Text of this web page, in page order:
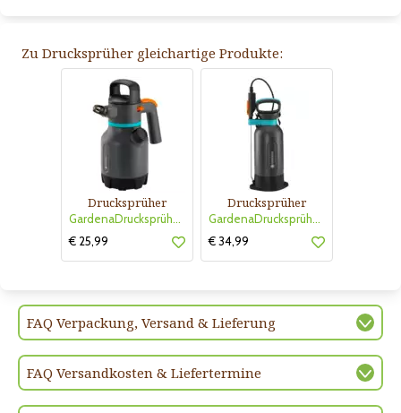
Zu Drucksprüher gleichartige Produkte:
Drucksprüher
GardenaDrucksprüher 1.25 l
€ 25,99
Drucksprüher
GardenaDrucksprüher 5 l
€ 34,99
FAQ Verpackung, Versand & Lieferung
FAQ Versandkosten & Liefertermine